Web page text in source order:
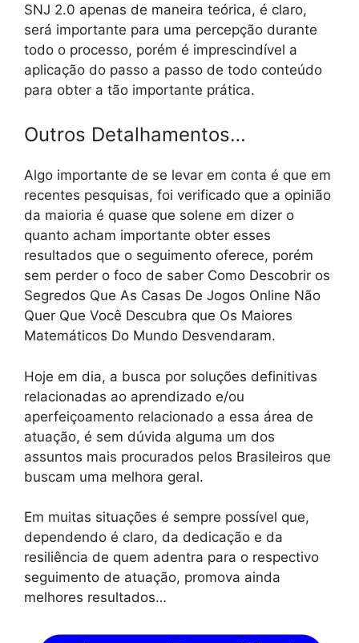
SNJ 2.0 apenas de maneira teórica, é claro,
será importante para uma percepção durante
todo o processo, porém é imprescindível a
aplicação do passo a passo de todo conteúdo
para obter a tão importante prática.
Outros Detalhamentos…
Algo importante de se levar em conta é que em
recentes pesquisas, foi verificado que a opinião
da maioria é quase que solene em dizer o
quanto acham importante obter esses
resultados que o seguimento oferece, porém
sem perder o foco de saber Como Descobrir os
Segredos Que As Casas De Jogos Online Não
Quer Que Você Descubra que Os Maiores
Matemáticos Do Mundo Desvendaram.
Hoje em dia, a busca por soluções definitivas
relacionadas ao aprendizado e/ou
aperfeiçoamento relacionado a essa área de
atuação, é sem dúvida alguma um dos
assuntos mais procurados pelos Brasileiros que
buscam uma melhora geral.
Em muitas situações é sempre possível que,
dependendo é claro, da dedicação e da
resiliência de quem adentra para o respectivo
seguimento de atuação, promova ainda
melhores resultados…